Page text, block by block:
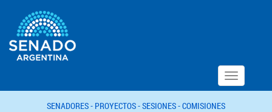
Toggle
navigation
SENADORES - PROYECTOS -SESIONES -COMISIONES